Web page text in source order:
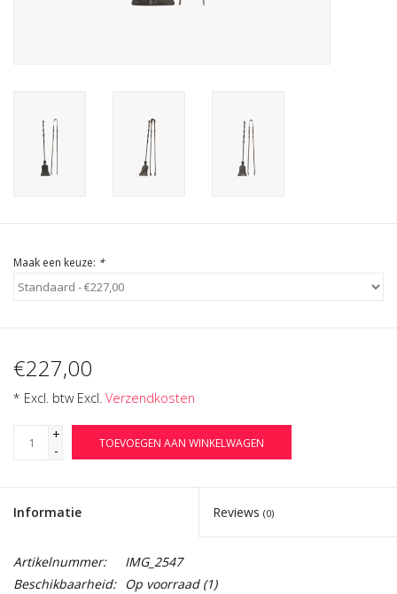
AI-Ready Database
Login
Maak een keuze: *
€227,00
* Excl. btw Excl. Verzendkosten
+
-
TOEVOEGEN AAN WINKELWAGEN
Informatie Reviews (0)
Artikelnummer:
IMG_2547
Beschikbaarheid: Op voorraad(1)